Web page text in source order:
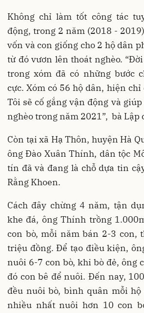
Không chỉ làm tốt công tác
động, trong 2 năm (2018 -
vốn và con giống cho 2 hộ dân
từ đó vươn lên thoát nghèo.
trong xóm đã có những bước
cực. Xóm có 56 hộ dân, hiện chỉ
Tôi sẽ cố gắng vận động và
nghèo trong năm 2021”, bà Lập
Còn tại xã Hạ Thôn, huyện Hà
ông Đào Xuân Thính, dân tộc
tín đã và đang là chỗ dựa tin
Rằng Khoen.
Cách đây chừng 4 năm, tận
khe đá, ông Thính trồng
con bò, mỗi năm bán 2-3 con,
triệu đồng. Để tạo điều kiện,
nuôi 6-7 con bò, khi bò đẻ, ông
đó con bê để nuôi. Đến nay,
đều nuôi bò, bình quân mỗi hộ
nhiều nhất nuôi hơn 10 con